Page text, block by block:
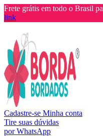
Frete grátis em todo o Brasil
link
Cadastre-se Minha conta
Tire suas dúvidas
por WhatsApp